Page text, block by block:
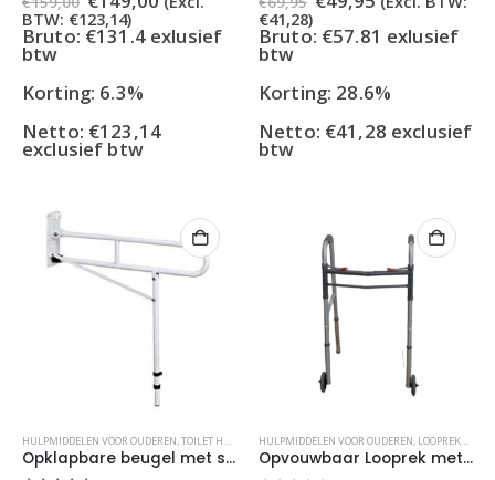
prijs
was:
prijs
is:
BTW: €123,14)
Bruto: €131.4 exlusief
btw
Korting: 6.3%
Netto: €123,14
exclusief btw
prijs
was:
prijs
is:
€41,28)
Bruto: €57.81 exlusief
btw
Korting: 28.6%
Netto: €41,28 exclusief
btw
HULPMIDDELEN VOOR OUDEREN,TOILET HULPMIDDELEN
Opklapbare beugel met steunpoot (verstelbaar)
HULPMIDDELEN VOOR OUDEREN, LOOPREKKEN
Opvouwbaar Looprek met Wieltjes – Zilver – Eenvoudig in Gebruik